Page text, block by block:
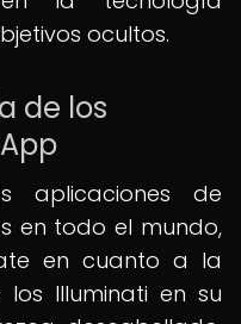
ocultos.
de los
aplicaciones de
en todo el mundo,
en cuanto a la
Illuminati en su